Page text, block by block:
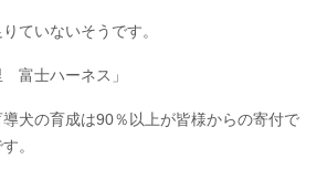
ていないそうです。
富士ハーネス」
犬の育成は90％以上が皆様からの寄付で
。